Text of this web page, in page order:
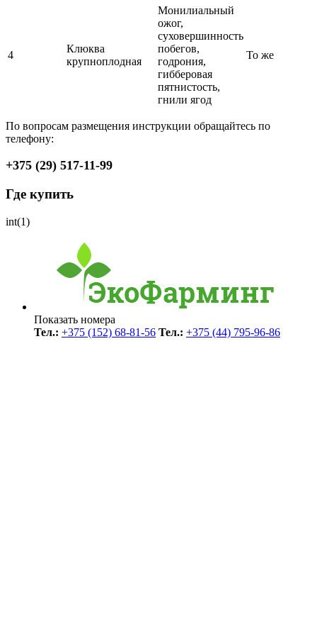
4
Клюква
крупноплодная
Монилиальный
ожог,
суховершинность
побегов,
годрония,
гибберовая
пятнистость,
гнили ягод
То же
По вопросам размещения инструкции обращайтесь по
телефону:
+375 (29) 517-11-99
Где купить
int(1)
Показать номера
Тел.: +375 (152) 68-81-56 Тел.: +375 (44) 795-96-86